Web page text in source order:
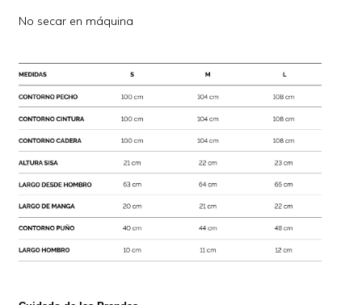
No secar en máquina